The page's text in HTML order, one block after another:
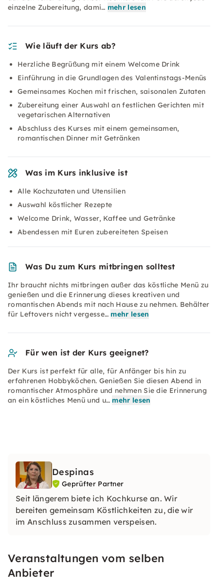
einzelne Zubereitung, dami… mehr lesen
Wie läuft der Kurs ab?
Herzliche Begrüßung mit einem Welcome Drink
Einführung in die Grundlagen des Valentinstags-Menüs
Gemeinsames Kochen mit frischen, saisonalen Zutaten
Zubereitung einer Auswahl an festlichen Gerichten mit
vegetarischen Alternativen
Abschluss des Kurses mit einem gemeinsamen,
romantischen Dinner mit Getränken
Was im Kurs inklusive ist
Alle Kochzutaten und Utensilien
Auswahl köstlicher Rezepte
Welcome Drink, Wasser, Kaffee und Getränke
Abendessen mit Euren zubereiteten Speisen
Was Du zum Kurs mitbringen solltest
Ihr braucht nichts mitbringen außer das köstliche Menü zu
genießen und die Erinnerung dieses kreativen und
romantischen Abends mit nach Hause zu nehmen. Behälter
für Leftovers nicht vergesse… mehr lesen
Für wen ist der Kurs geeignet?
Der Kurs ist perfekt für alle, für Anfänger bis hin zu
erfahrenen Hobbyköchen. Genießen Sie diesen Abend in
romantischer Atmosphäre und nehmen Sie die Erinnerung
an ein köstliches Menü und u… mehr lesen
Despinas
Geprüfter Partner
Seit längerem biete ich Kochkurse an. Wir
bereiten gemeinsam Köstlichkeiten zu, die wir
im Anschluss zusammen verspeisen.
Veranstaltungen vom selben
Anbieter